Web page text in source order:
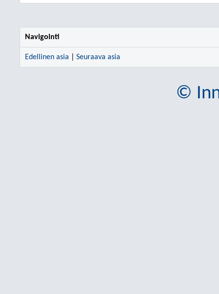
Navigointi
Edellinen asia Seuraava asia
©